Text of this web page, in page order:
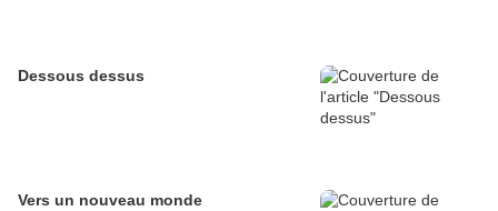
Dessous dessus
Vers un nouveau monde